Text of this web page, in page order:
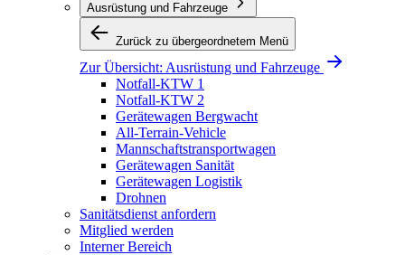
Ausrüstung und Fahrzeuge
Zurück zu übergeordnetem Menü
Zur Übersicht: Ausrüstung und Fahrzeuge
Notfall-KTW 1
Notfall-KTW 2
Gerätewagen Bergwacht
All-Terrain-Vehicle
Mannschaftstransportwagen
Gerätewagen Sanität
Gerätewagen Logistik
Drohnen
Sanitätsdienst anfordern
Mitglied werden
Interner Bereich